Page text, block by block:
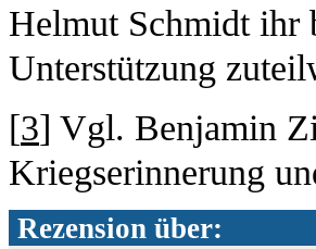
Helmut Schmidt ihr
Unterstützung
[3] Vgl. Benjamin
Kriegserinnerung
Rezension über: